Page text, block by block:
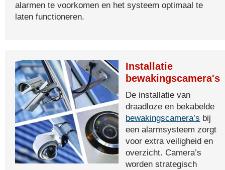
alarmen te voorkomen en het systeem optimaal te
laten functioneren.
Installatie
bewakingscamera's
De installatie van
draadloze en bekabelde
bewakingscamera’s bij
een alarmsysteem zorgt
voor extra veiligheid en
overzicht. Camera’s
worden strategisch